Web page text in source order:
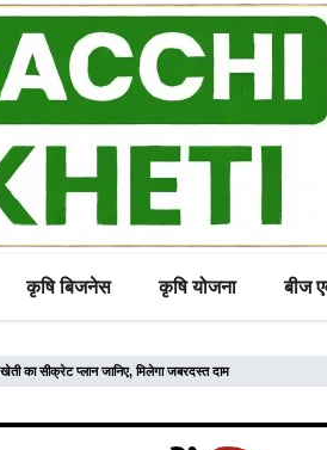
कृषि बिजनेस कृषि योजना बीज
का सीक्रेट प्लान जानिए, मिलेगा जबरदस्त दाम